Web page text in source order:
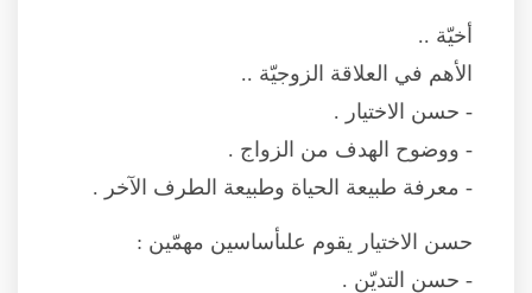
أخيّة ..
الأهم في العلاقة الزوجيّة ..
- حسن الاختيار .
- ووضوح الهدف من الزواج .
- معرفة طبيعة الحياة وطبيعة الطرف الآخر .
حسن الاختيار يقوم علىأساسين مهمّين :
- حسن التديّن .